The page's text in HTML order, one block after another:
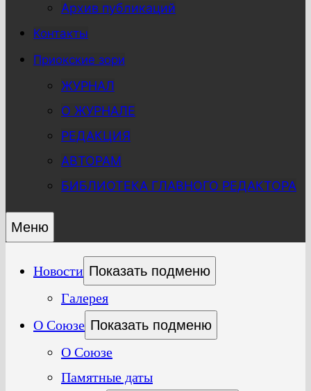
Архив публикаций
Контакты
Приокские зори
ЖУРНАЛ
О ЖУРНАЛЕ
РЕДАКЦИЯ
АВТОРАМ
БИБЛИОТЕКА ГЛАВНОГО РЕДАКТОРА
Меню
Новости Показать подменю
Галерея
О Союзе Показать подменю
О Союзе
Памятные даты